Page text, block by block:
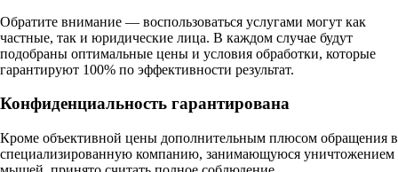
Обратите внимание — воспользоваться услугами могут как
частные, так и юридические лица. В каждом случае будут
подобраны оптимальные цены и условия обработки, которые
гарантируют 100% по эффективности результат.
Конфиденциальность гарантирована
Кроме объективной цены дополнительным плюсом обращения в
специализированную компанию, занимающуюся уничтожением